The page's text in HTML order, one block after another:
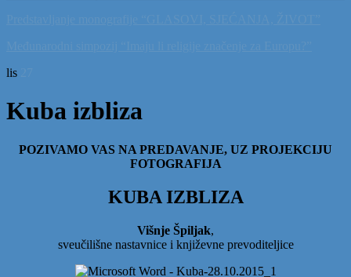
lis
Kuba izbliza
POZIVAMO VAS NA PREDAVANJE, UZ PROJEKCIJU
FOTOGRAFIJA
KUBA IZBLIZA
Višnje Špiljak,
sveučilišne nastavnice i književne prevoditeljice